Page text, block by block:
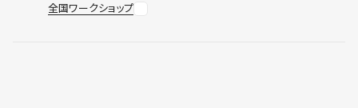
全国ワークショップ